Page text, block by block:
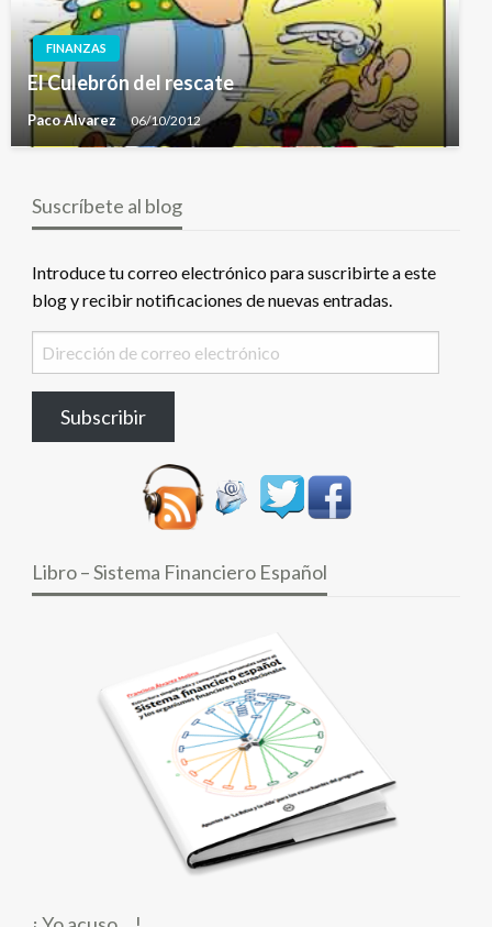
FINANZAS
El Culebrón del rescate
Paco Alvarez 06/10/2012
Suscríbete al blog
Introduce tu correo electrónico para suscribirte a este
blog y recibir notificaciones de nuevas entradas.
Dirección
de
electrónico
Subscribir
Libro – Sistema Financiero Español